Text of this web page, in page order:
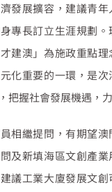
發展擴容，建議青
專長訂立生涯規劃
建澳」為施政重點
化重要的一環，是
把握社會發展機遇，
相繼提問，有期望
及新填海區文創產
議工業大廈發展文創